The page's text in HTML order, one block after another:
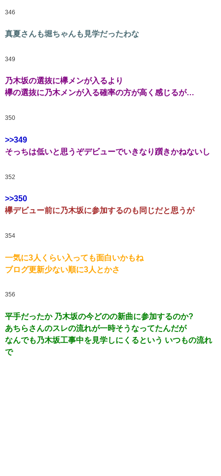
346
真夏さんも堀ちゃんも見学だったわな
349
乃木坂の選抜に欅メンが入るより
欅の選抜に乃木メンが入る確率の方が高く感じるが…
350
>>349
そっちは低いと思うぞデビューでいきなり躓きかねないし
352
>>350
欅デビュー前に乃木坂に参加するのも同じだと思うが
354
一気に3人くらい入っても面白いかもね
ブログ更新少ない順に3人とかさ
356
平手だったか 乃木坂の今どのの新曲に参加するのか?
あちらさんのスレの流れが一時そうなってたんだが
なんでも乃木坂工事中を見学しにくるという いつもの流れ
で